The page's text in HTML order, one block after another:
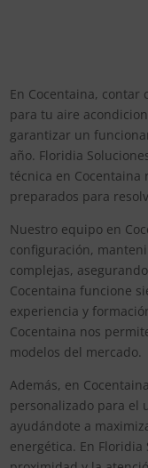
En Cocentaina, contar
para tu aire
garantizar un
año. Floridia
técnica en Cocentaina
preparados para
Nuestro equipo en
configuración,
complejas,
Cocentaina funcione
experiencia y
Cocentaina nos
modelos del mercado.
Además, en
personalizado para el
ayudándote a
energética. En Floridia